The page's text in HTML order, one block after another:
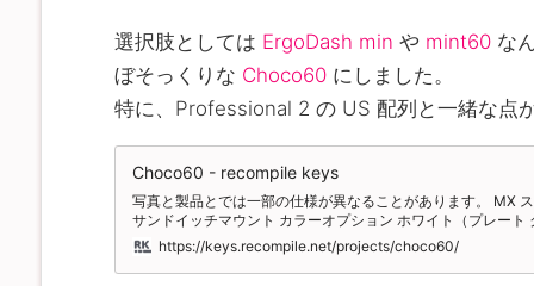
選択肢としては ErgoDash min や mint60 な
ぼそっくりな Choco60 にしました。
特に、Professional 2 の US 配列と一緒な点
Choco60 - recompile keys
写真と製品とでは一部の仕様が異なることがあります。 MX
サンドイッチマウント カラーオプション ホワイト（プレート
ト） ブラック（プレート スモーク、ソルダーレジスト ブラッ
RGB アンダーグロー非対応 以下の部品がキットに同梱されま
ことがあります 完成に必要なもののうち、同梱されていない
https://keys.recompile.net/projects/choco60/